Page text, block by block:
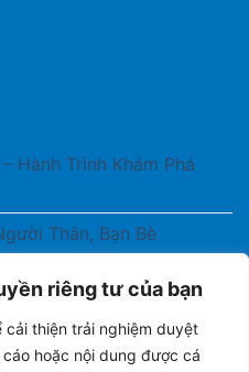
riêng tư của bạn
thiện trải nghiệm duyệt
hoặc nội dung được cá
Hành Trình Khám Phá
Thân, Bạn Bè
Ở Nước Ngoài Có Được
Từ Nam Ra Bắc